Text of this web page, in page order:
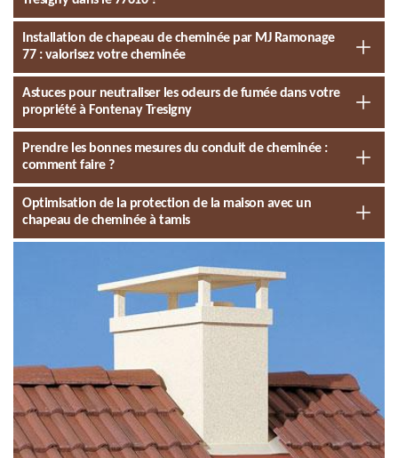
Installation de chapeau de cheminée par MJ Ramonage
77 : valorisez votre cheminée
Astuces pour neutraliser les odeurs de fumée dans votre
propriété à Fontenay Tresigny
Prendre les bonnes mesures du conduit de cheminée :
comment faire ?
Optimisation de la protection de la maison avec un
chapeau de cheminée à tamis